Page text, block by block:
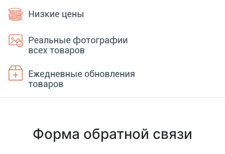
Форма обратной связи